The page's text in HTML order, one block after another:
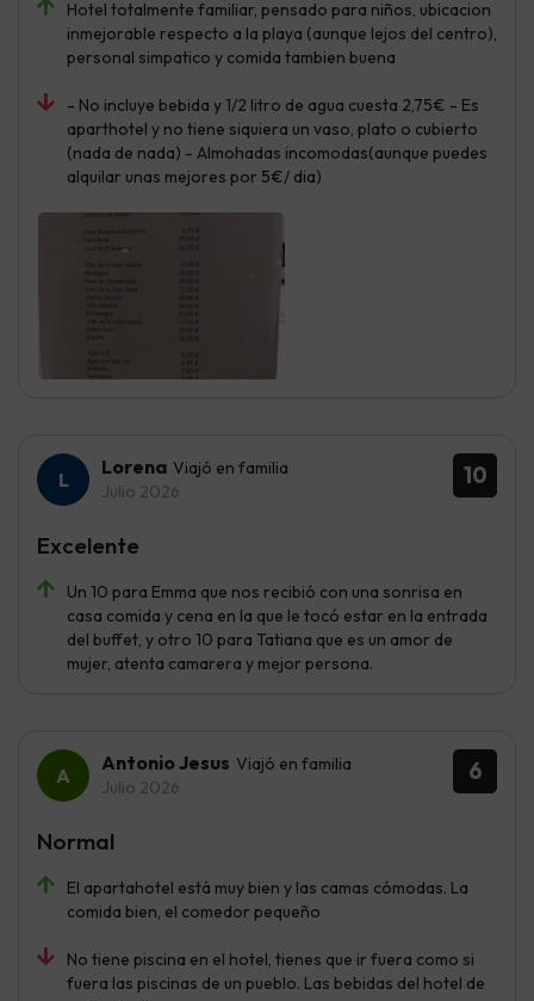
Hotel totalmente familiar, pensado para niños, ubicacion
inmejorable respecto a la playa (aunque lejos del centro),
personal simpatico y comida tambien buena
- No incluye bebida y 1/2 litro de agua cuesta 2,75€ - Es
aparthotel y no tiene siquiera un vaso, plato o cubierto
(nada de nada) - Almohadas incomodas(aunque puedes
alquilar unas mejores por 5€/ dia)
10
Lorena Viajó en familia
Julio 2026
Un 10 para Emma que nos recibió con una sonrisa en
casa comida y cena en la que le tocó estar en la entrada
del buffet, y otro 10 para Tatiana que es un amor de
mujer, atenta camarera y mejor persona.
Excelente
6
Antonio Jesus Viajó en familia
Julio 2026
El apartahotel está muy bien y las camas cómodas. La
comida bien, el comedor pequeño
No tiene piscina en el hotel, tienes que ir fuera como si
fuera las piscinas de un pueblo. Las bebidas del hotel de
Normal